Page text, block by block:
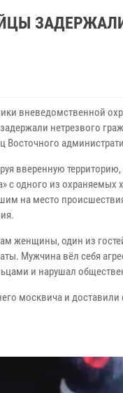
вневедомственной
нетрезвого
Восточного
вверенную
с одного из
на место
женщины, один из
Мужчина вёл себя
и нарушал
москвича и